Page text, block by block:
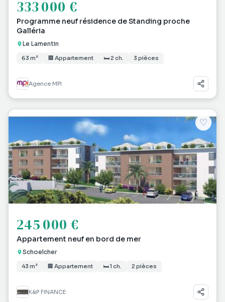
333 000 €
Programme neuf résidence de Standing proche
Galléria
Le Lamentin
63 m² 🏢 Appartement 🛏 2 ch. 3 pièces
Agence MPI
♡
245 000 €
Appartement neuf en bord de mer
Schoelcher
43 m² 🏢 Appartement 🛏 1 ch. 2 pièces
K&P FINANCE